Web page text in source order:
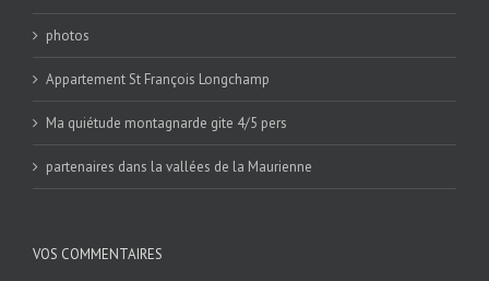
photos
Appartement St François Longchamp
Ma quiétude montagnarde gite 4/5 pers
partenaires dans la vallées de la Maurienne
VOS COMMENTAIRES